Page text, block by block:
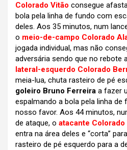
Colorado Vitão consegue
bola pela linha de fundo com
deles. Aos 35 minutos, num
o meio-de-campo Colorado
jogada individual, mas não
adversária sendo que no rebote
lateral-esquerdo Colorado
meia-lua, chuta rasteiro de pé
goleiro Bruno Ferreira a fazer
espalmando a bola pela linha
nosso favor. Aos 44 minutos,
de ataque, o atacante Colorado
entra na área deles e “corta”
rasteiro de pé esquerdo para a